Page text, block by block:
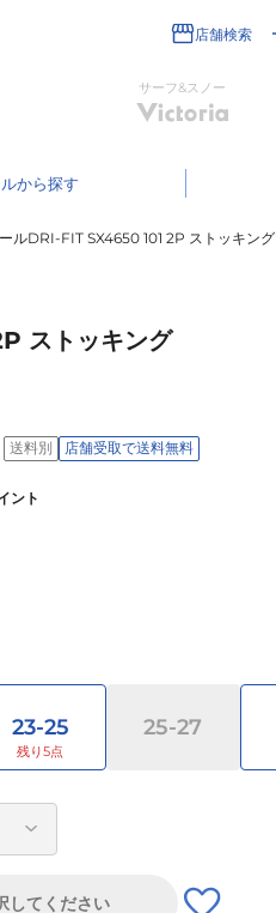
店舗検索
サーフ&スノー
ルDRI-FIT SX4650 101 2P ストッキング
ストッキング
送料別 店舗受取で送料無料
ント
23-25 25-27
してください